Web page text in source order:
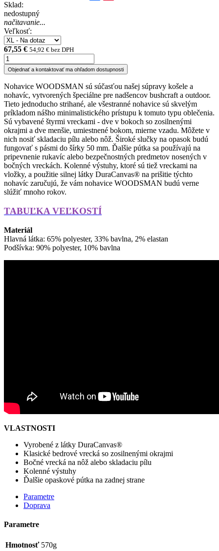
Sklad:
nedostupný
načitavanie...
Veľkosť:
67,55 € 54,92 € bez DPH
Objednať a kontaktovať ma ohľadom dostupnosti
Nohavice WOODSMAN sú súčasťou našej súpravy košele a
nohavíc, vytvorených špeciálne pre nadšencov bushcraft a outdoor.
Tieto jednoducho strihané, ale všestranné nohavice sú skvelým
príkladom nášho minimalistického prístupu k tomuto typu oblečenia.
Sú vybavené štyrmi vreckami - dve v bokoch so zosilnenými
okrajmi a dve menšie, umiestnené bokom, mierne vzadu. Môžete v
nich nosiť skladaciu pílu alebo nôž. Široké slučky na opasok budú
fungovať s pásmi do šírky 50 mm. Ďalšie pútka sa používajú na
pripevnenie rukavíc alebo bezpečnostných predmetov nosených v
bočných vreckách. Kolenné výstuhy, ktoré sú tiež vreckami na
vložky, a použitie silnej látky DuraCanvas® na prišitie týchto
nohavíc zaručujú, že vám nohavice WOODSMAN budú verne
slúžiť mnoho rokov.
TABUĽKA VEĽKOSTÍ
Materiál
Hlavná látka: 65% polyester, 33% bavlna, 2% elastan
Podšívka: 90% polyester, 10% bavlna
VLASTNOSTI
Vyrobené z látky DuraCanvas®
Klasické bedrové vrecká so zosilnenými okrajmi
Bočné vrecká na nôž alebo skladaciu pílu
Kolenné výstuhy
Ďalšie opaskové pútka na zadnej strane
Parametre
Doprava
Parametre
Hmotnosť 570g